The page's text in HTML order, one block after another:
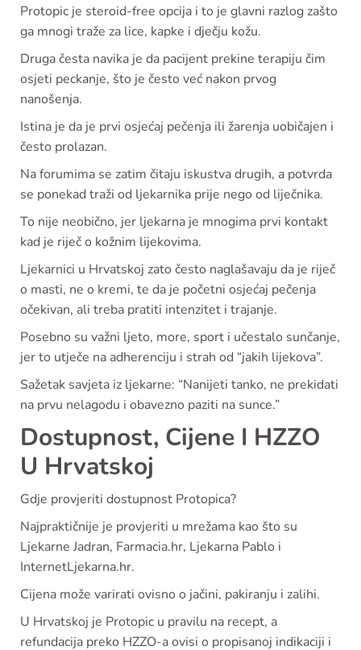
Protopic je steroid-free opcija i to je glavni razlog zašto
ga mnogi traže za lice, kapke i dječju kožu.
Druga česta navika je da pacijent prekine terapiju čim
osjeti peckanje, što je često već nakon prvog
nanošenja.
Istina je da je prvi osjećaj pečenja ili žarenja uobičajen i
često prolazan.
Na forumima se zatim čitaju iskustva drugih, a potvrda
se ponekad traži od ljekarnika prije nego od liječnika.
To nije neobično, jer ljekarna je mnogima prvi kontakt
kad je riječ o kožnim lijekovima.
Ljekarnici u Hrvatskoj zato često naglašavaju da je riječ
o masti, ne o kremi, te da je početni osjećaj pečenja
očekivan, ali treba pratiti intenzitet i trajanje.
Posebno su važni ljeto, more, sport i učestalo sunčanje,
jer to utječe na adherenciju i strah od “jakih lijekova”.
Sažetak savjeta iz ljekarne: “Nanijeti tanko, ne prekidati
na prvu nelagodu i obavezno paziti na sunce.”
Dostupnost, Cijene I HZZO
U Hrvatskoj
Gdje provjeriti dostupnost Protopica?
Najpraktičnije je provjeriti u mrežama kao što su
Ljekarne Jadran, Farmacia.hr, Ljekarna Pablo i
InternetLjekarna.hr.
Cijena može varirati ovisno o jačini, pakiranju i zalihi.
U Hrvatskoj je Protopic u pravilu na recept, a
refundacija preko HZZO-a ovisi o propisanoj indikaciji i